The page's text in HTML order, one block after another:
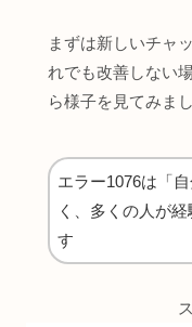
まずは新しいチャ
れでも改善しない
ら様子を見てみまし
エラー1076は「
く、多くの人が
す